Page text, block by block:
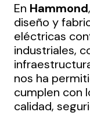
En Hammond
diseño y
eléctricas
industriales,
nos ha
cumplen con
calidad,